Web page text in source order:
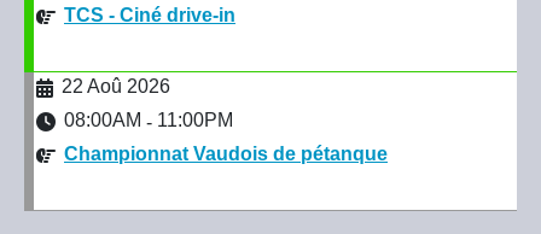
TCS - Ciné drive-in
22 Aoû 2026
08:00AM - 11:00PM
Championnat Vaudois de pétanque